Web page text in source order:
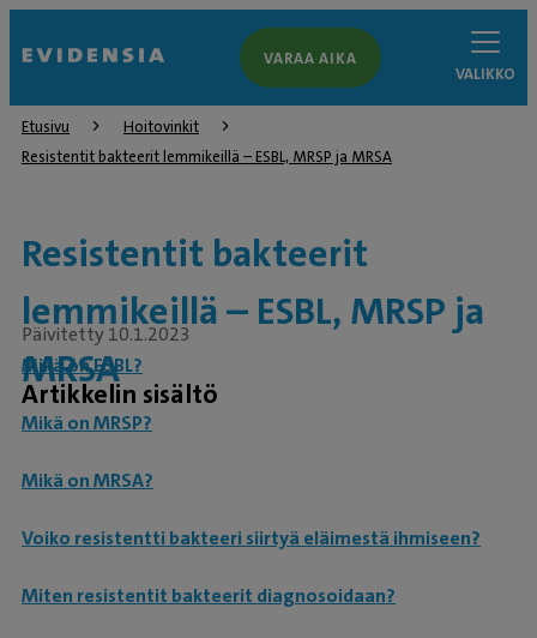
VARAA AIKA
VALIKKO
Etusivu
Hoitovinkit
Resistentit bakteerit lemmikeillä – ESBL, MRSP ja MRSA
Resistentit bakteerit
lemmikeillä – ESBL, MRSP ja
MRSA
Päivitetty 10.1.2023
Artikkelin sisältö
Mikä on ESBL?
Mikä on MRSP?
Mikä on MRSA?
Voiko resistentti bakteeri siirtyä eläimestä ihmiseen?
Miten resistentit bakteerit diagnosoidaan?